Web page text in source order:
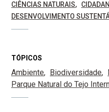
CIÊNCIAS NATURAIS
DESENVOLVIMENTO
TÓPICOS
Ambiente Biodiversidade
Parque Natural do Tejo